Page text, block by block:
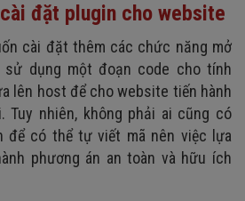
đặt plugin cho website
cài đặt thêm các chức năng mở
dụng một đoạn code cho tính
lên host để cho website tiến hành
Tuy nhiên, không phải ai cũng có
để có thể tự viết mã nên việc lựa
phương án an toàn và hữu ích